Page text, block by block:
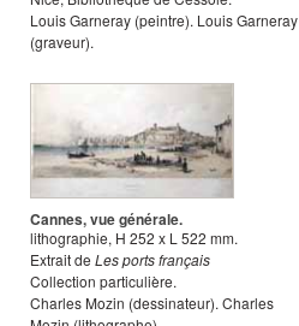
Louis Garneray (peintre). Louis Garneray
(graveur).
Cannes, vue générale.
lithographie, H 252 x L 522 mm.
Extrait de Les ports français
Collection particulière.
Charles Mozin (dessinateur). Charles